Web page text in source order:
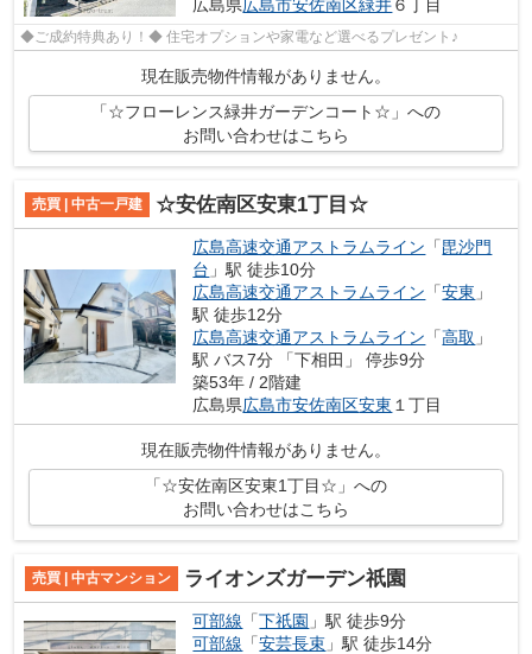
広島県広島市安佐南区緑井６丁目
◆ご成約特典あり！◆ 住宅オプションや家電など選べるプレゼント♪
現在販売物件情報がありません。
「☆フローレンス緑井ガーデンコート☆」への
お問い合わせはこちら
売買 | 中古一戸建 ☆安佐南区安東1丁目☆
広島高速交通アストラムライン 「毘沙門
台 」駅 徒歩10分
広島高速交通アストラムライン 「安東 」
駅 徒歩12分
広島高速交通アストラムライン 「高取 」
駅 バス7分 「下相田」 停歩9分
築53年 / 2階建
広島県広島市安佐南区安東 １丁目
現在販売物件情報がありません。
「☆安佐南区安東1丁目☆」への
お問い合わせはこちら
売買 | 中古マンション ライオンズガーデン祇園
可部線 「下祇園 」駅 徒歩9分
可部線 「安芸長束 」駅 徒歩14分